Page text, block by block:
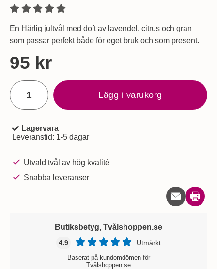
En Härlig jultvål med doft av lavendel, citrus och gran
som passar perfekt både för eget bruk och som present.
Handla denna produkt Klockargårdens tomtefars - Naturtvål
pris
95 kr
antal
Lägg i varukorg
Tillgänglighet:
Lagervara
Leveranstid: 1-5 dagar
Utvald tvål av hög kvalité
Snabba leveranser
Skriv
Butiksbetyg, Tvålshoppen.se
4.9 Utmärkt
Baserat på kundomdömen för
Tvålshoppen.se